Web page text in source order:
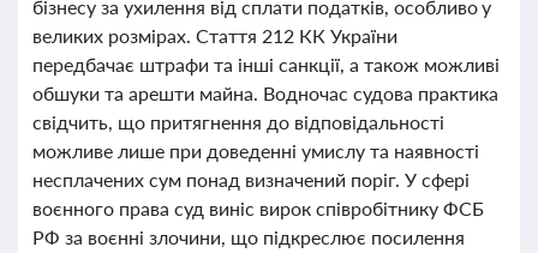
бізнесу за ухилення від сплати податків, особливо у
великих розмірах. Стаття 212 КК України
передбачає штрафи та інші санкції, а також можливі
обшуки та арешти майна. Водночас судова практика
свідчить, що притягнення до відповідальності
можливе лише при доведенні умислу та наявності
несплачених сум понад визначений поріг. У сфері
воєнного права суд виніс вирок співробітнику ФСБ
РФ за воєнні злочини, що підкреслює посилення